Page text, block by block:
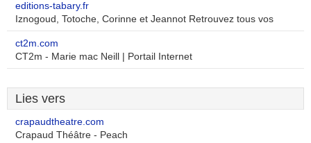
editions-tabary.fr
Iznogoud, Totoche, Corinne et Jeannot Retrouvez tous vos
ct2m.com
CT2m - Marie mac Neill | Portail Internet
Lies vers
crapaudtheatre.com
Crapaud Théâtre - Peach